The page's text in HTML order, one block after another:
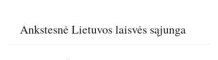
Ankstesnė Lietuvos laisvės sąjunga